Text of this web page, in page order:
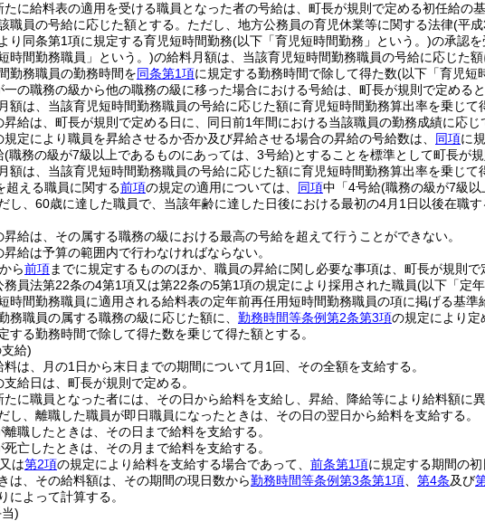
たに給料表の適用を受ける職員となった者の号給は、町長が規則で定める初任給の
職員の号給に応じた額とする。 ただし、地方公務員の育児休業等に関する法律(平
り同条第1項に規定する育児短時間勤務(以下「育児短時間勤務」という。)の承認を
短時間勤務職員」という。)の給料月額は、当該育児短時間勤務職員の号給に応じた額
勤務職員の勤務時間を同条第1項に規定する勤務時間で除して得た数(以下「育児短
一の職務の級から他の職務の級に移った場合における号給は、町長が規則で定める
額は、当該育児短時間勤務職員の号給に応じた額に育児短時間勤務算出率を乗じて
昇給は、町長が規則で定める日に、同日前1年間における当該職員の勤務成績に応じ
規定により職員を昇給させるか否か及び昇給させる場合の昇給の号給数は、 同項に
(職務の級が7級以上であるものにあっては、3号給)とすることを標準として町長が
額は、当該育児短時間勤務職員の号給に応じた額に育児短時間勤務算出率を乗じて
超える職員に関する前項の規定の適用については、 同項中「4号給(職務の級が7級
し、60歳に達した職員で、当該年齢に達した日後における最初の4月1日以後在職
昇給は、その属する職務の級における最高の号給を超えて行うことができない。
昇給は予算の範囲内で行わなければならない。
から前項までに規定するもののほか、職員の昇給に関し必要な事項は、町長が規則で
務員法第22条の4第1項又は第22条の5第1項の規定により採用された職員(以下「定
時間勤務職員に適用される給料表の定年前再任用短時間勤務職員の項に掲げる基準
務職員の属する職務の級に応じた額に、 勤務時間等条例第2条第3項の規定により定
する勤務時間で除して得た数を乗じて得た額とする。
給)
料は、月の1日から末日までの期間について月1回、その全額を支給する。
支給日は、町長が規則で定める。
たに職員となった者には、その日から給料を支給し、昇給、降給等により給料額に
し、離職した職員が即日職員になったときは、その日の翌日から給料を支給する。
離職したときは、その日まで給料を支給する。
死亡したときは、その月まで給料を支給する。
又は第2項の規定により給料を支給する場合であって、 前条第1項に規定する期間の
は、その給料額は、その期間の現日数から勤務時間等条例第3条第1項 第4条及び
によって計算する。
)